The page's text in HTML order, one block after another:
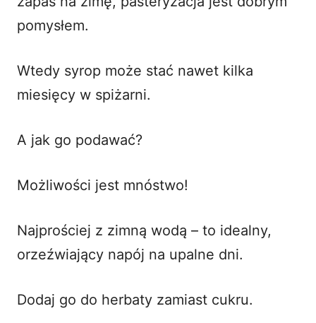
pomysłem.
Wtedy syrop może stać nawet kilka
miesięcy w spiżarni.
A jak go podawać?
Możliwości jest mnóstwo!
Najprościej z zimną wodą – to idealny,
orzeźwiający napój na upalne dni.
Dodaj go do herbaty zamiast cukru.